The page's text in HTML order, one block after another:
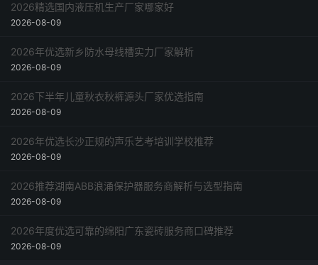
2026精选国内液压机生产厂家哪家好
2026-08-09
2026年优选新乡防水母线槽实力厂家解析
2026-08-09
2026下半年儿童秋衣秋裤源头厂家优选指南
2026-08-09
2026年优选长沙正规的声乐艺考培训学校推荐
2026-08-09
2026推荐湖南ABB浪涌保护器服务商解析与选型指南
2026-08-09
2026年度优选可靠的绵阳广东瓷砖服务商口碑推荐
2026-08-09